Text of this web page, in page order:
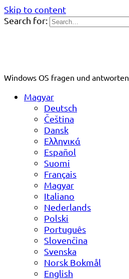
Skip to content
Search for:
Windows OS fragen und antworten
Magyar
Deutsch
Čeština
Dansk
Ελληνικά
Español
Suomi
Français
Magyar
Italiano
Nederlands
Polski
Português
Slovenčina
Svenska
Norsk Bokmål
English